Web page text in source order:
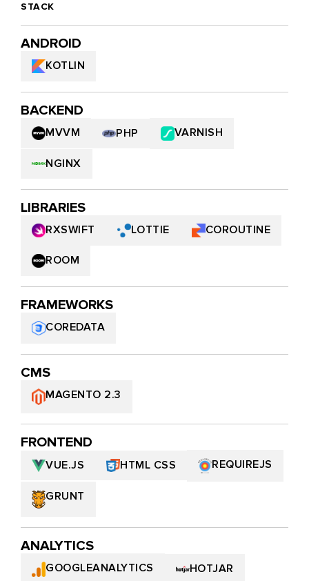
STACK
ANDROID
KOTLIN
BACKEND
MVVM PHP VARNISH
NGINX
LIBRARIES
RXSWIFT LOTTIE COROUTINE
ROOM
FRAMEWORKS
COREDATA
CMS
MAGENTO 2.3
FRONTEND
VUE.JS HTML СSS REQUIREJS
GRUNT
ANALYTICS
GOOGLEANALYTICS HOTJAR